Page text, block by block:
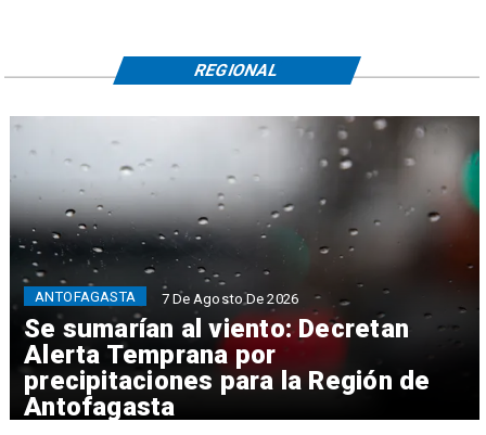
Se sumarían al viento: Decretan
Alerta Temprana por
precipitaciones para la Región de
Antofagasta
ANTOFAGASTA 7 De Agosto De 2026
REGIONAL